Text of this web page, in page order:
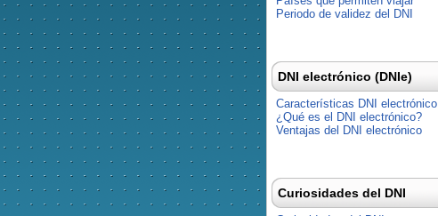
Periodo de validez del DNI
DNI electrónico (DNIe)
Características DNI electrónico
¿Qué es el DNI electrónico?
Ventajas del DNI electrónico
Curiosidades del DNI